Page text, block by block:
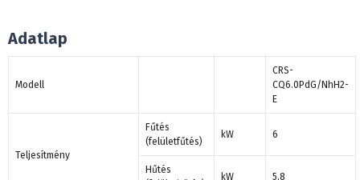
Adatlap
Modell
CRS-
CQ6.0PdG/NhH2-
E
Teljesítmény
Fűtés
(felületfűtés)
kW 6
Hűtés
kW 5,8